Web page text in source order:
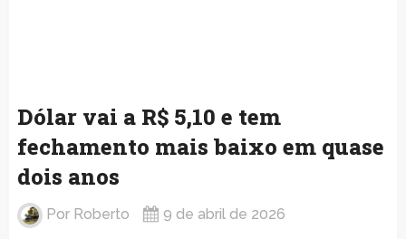
Dólar vai a R$ 5,10 e tem
fechamento mais baixo em quase
dois anos
Por Roberto 9 de abril de 2026